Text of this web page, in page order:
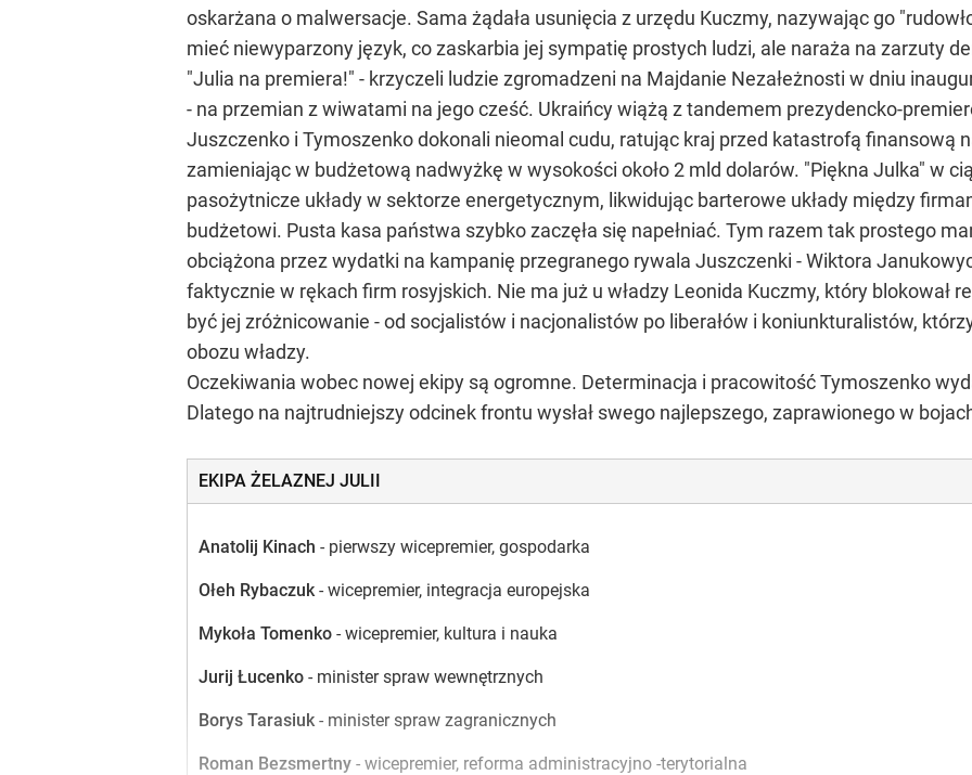
oskarżana o malwersacje. Sama żądała usunięcia z urzędu Kuczmy, nazywając go
mieć niewyparzony język, co zaskarbia jej sympatię prostych ludzi, ale naraża na zarzuty
"Julia na premiera!" - krzyczeli ludzie zgromadzeni na Majdanie Nezałeżnosti w dniu
- na przemian z wiwatami na jego cześć. Ukraińcy wiążą z tandemem prezydencko-
Juszczenko i Tymoszenko dokonali nieomal cudu, ratując kraj przed katastrofą finansową
zamieniając w budżetową nadwyżkę w wysokości około 2 mld dolarów. "Piękna Julka" w
pasożytnicze układy w sektorze energetycznym, likwidując barterowe układy między
budżetowi. Pusta kasa państwa szybko zaczęła się napełniać. Tym razem tak prostego
obciążona przez wydatki na kampanię przegranego rywala Juszczenki - Wiktora
faktycznie w rękach firm rosyjskich. Nie ma już u władzy Leonida Kuczmy, który blokował
być jej zróżnicowanie - od socjalistów i nacjonalistów po liberałów i koniunkturalistów,
obozu władzy.
Oczekiwania wobec nowej ekipy są ogromne. Determinacja i pracowitość Tymoszenko
Dlatego na najtrudniejszy odcinek frontu wysłał swego najlepszego, zaprawionego w
EKIPA ŻELAZNEJ JULII
Anatolij Kinach - pierwszy wicepremier, gospodarka
Ołeh Rybaczuk- wicepremier, integracja europejska
Mykoła Tomenko - wicepremier, kultura i nauka
Jurij Łucenko - minister spraw wewnętrznych
Borys Tarasiuk - minister spraw zagranicznych
Roman Bezsmertny - wicepremier, reforma administracyjno -terytorialna